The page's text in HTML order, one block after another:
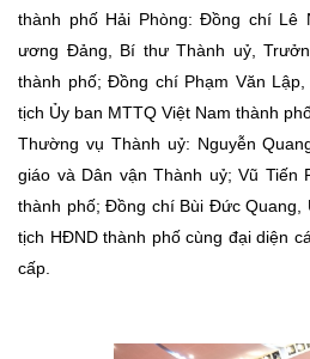
thành phố Hải Phòng: Đồng chí Lê
ương Đảng, Bí thư Thành uỷ,
thành phố; Đồng chí Phạm Văn
tịch Ủy ban MTTQ Việt Nam thành
Thường vụ Thành uỷ: Nguyễn
giáo và Dân vận Thành uỷ; Vũ Tiến
thành phố; Đồng chí Bùi Đức Quang,
tịch HĐND thành phố cùng đại diện
cấp.